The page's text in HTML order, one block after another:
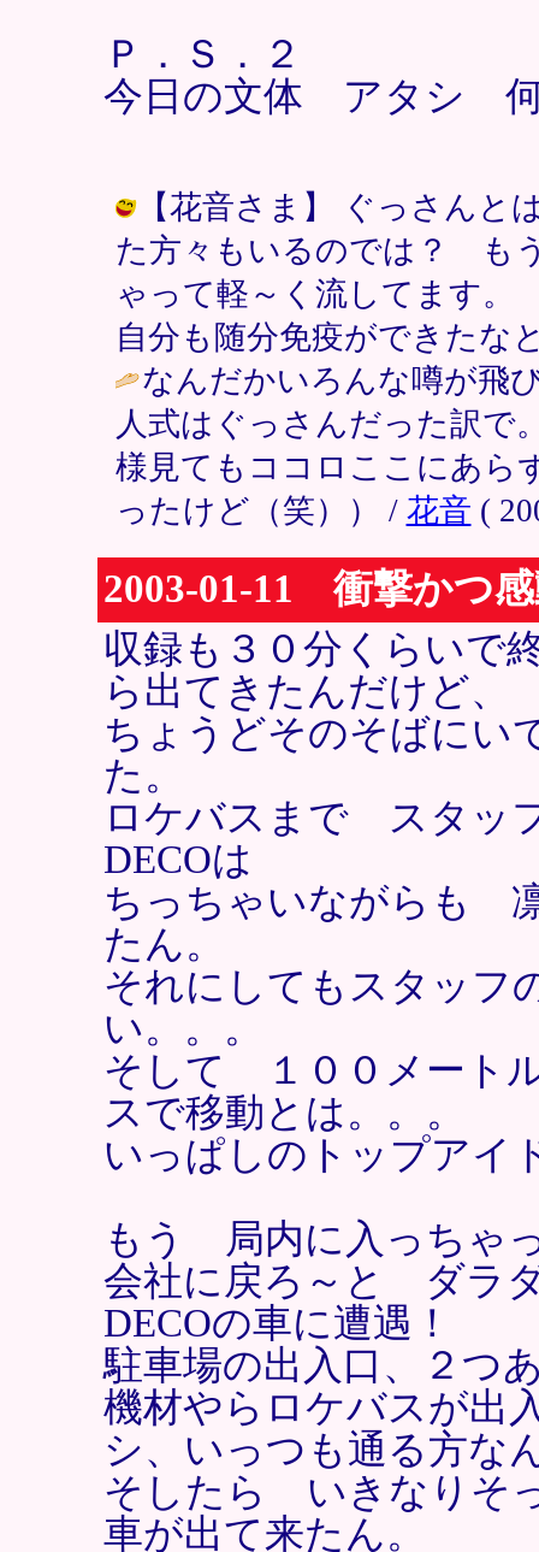
Ｐ．Ｓ．２
今日の文体 アタシ 何
【花音さま】 ぐっさんと
た方々もいるのでは？ も
ゃって軽～く流してます
自分も随分免疫ができたな
なんだかいろんな噂が飛
人式はぐっさんだった訳で
様見てもココロここにあら
ったけど（笑）） / 花音 (
2003-01-11 衝撃かつ
収録も３０分くらいで
ら出てきたんだけど、
ちょうどそのそばにい
た。
ロケバスまで スタッ
DECOは
ちっちゃいながらも
たん。
それにしてもスタッ
い。。。
そして １００メート
スで移動とは。。。
いっぱしのトップアイ
もう 局内に入っちゃ
会社に戻ろ～と ダラ
DECOの車に遭遇！
駐車場の出入口、２つ
機材やらロケバスが出
シ、いっつも通る方な
そしたら いきなりそ
車が出て来たん。